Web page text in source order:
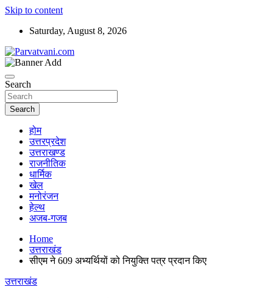
Skip to content
Saturday, August 8, 2026
Parvatvani.com
Search
Search
होम
उत्तरप्रदेश
उत्तराखण्ड
राजनीतिक
धार्मिक
खेल
मनोरंजन
हेल्थ
अजब-गजब
Home
उत्तराखंड
सीएम ने 609 अभ्यर्थियों को नियुक्ति पत्र प्रदान किए
उत्तराखंड